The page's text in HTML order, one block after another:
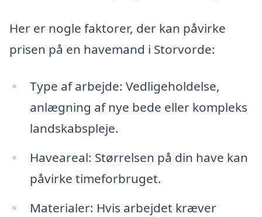
Her er nogle faktorer, der kan påvirke
prisen på en havemand i Storvorde:
Type af arbejde: Vedligeholdelse,
anlægning af nye bede eller kompleks
landskabspleje.
Haveareal: Størrelsen på din have kan
påvirke timeforbruget.
Materialer: Hvis arbejdet kræver